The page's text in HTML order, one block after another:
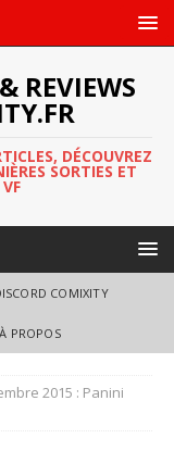
REVIEWS
DÉCOUVREZ
SORTIES ET
COMIXITY
À PROPOS
2015 : Panini